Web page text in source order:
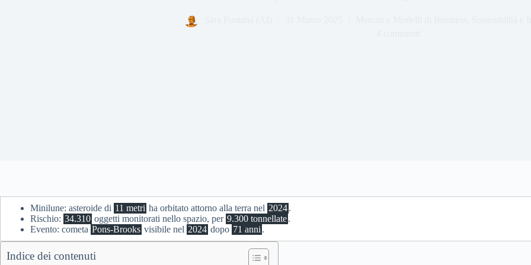
Minilune: asteroide di 11 metri ha orbitato attorno alla terra nel 2024.
Rischio: 34.310 oggetti monitorati nello spazio, per 9.300 tonnellate.
Evento: cometa Pons-Brooks visibile nel 2024 dopo 71 anni .
Indice dei contenuti